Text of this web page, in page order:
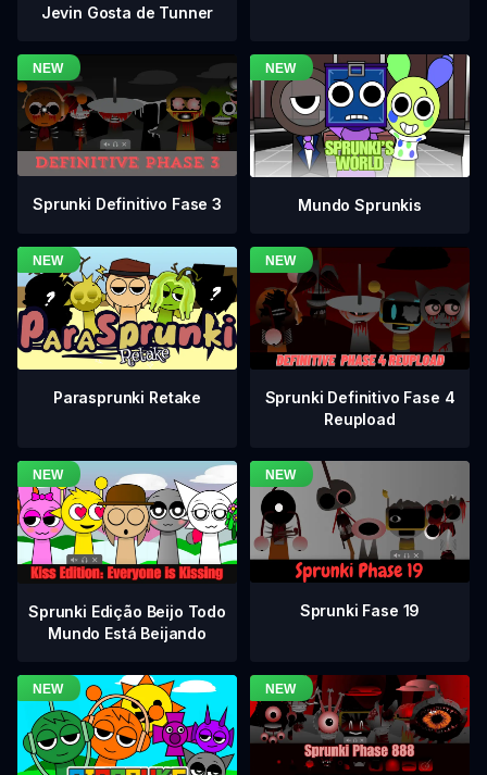
Jevin Gosta de Tunner
Sprunki Definitivo Fase 3 Mundo Sprunkis
Parasprunki Retake
Sprunki Definitivo Fase 4
Reupload
Sprunki Edição Beijo Todo
Mundo Está Beijando
Sprunki Fase 19